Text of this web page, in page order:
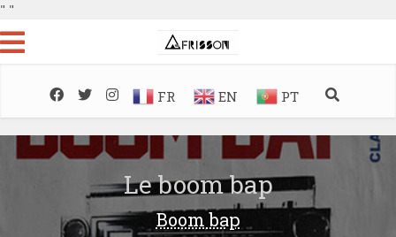
" "
FR EN PT
Le boom bap
Boom bap